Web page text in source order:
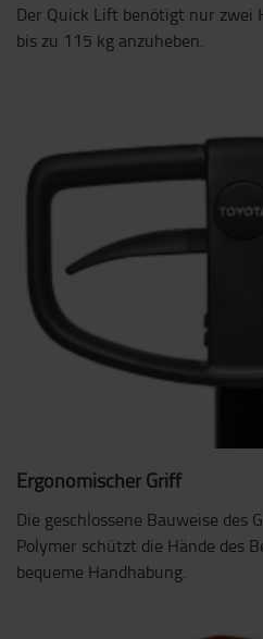
Der Quick Lift benötigt nur zwei
bis zu 115 kg anzuheben.
Ergonomischer Griff
Die geschlossene Bauweise des
Polymer schützt die Hände des
bequeme Handhabung.